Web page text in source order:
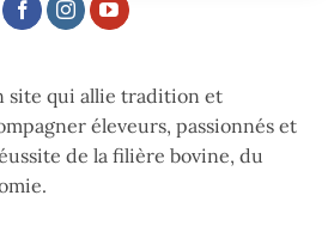
site qui allie tradition et
éleveurs, passionnés et
de la filière bovine, du